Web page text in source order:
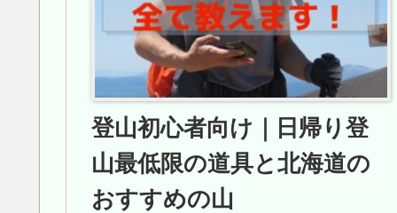
登山初心者向け｜日帰り登
山最低限の道具と北海道の
おすすめの山